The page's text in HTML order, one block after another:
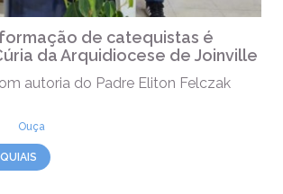
de catequistas é
da Arquidiocese de Joinville
autoria do Padre Eliton Felczak
Ouça